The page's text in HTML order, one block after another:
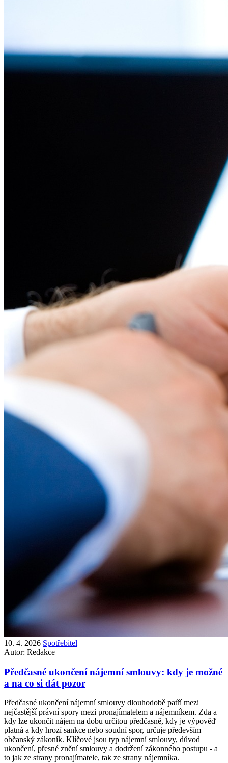
10. 4. 2026 Spotřebitel
Autor: Redakce
Předčasné ukončení nájemní smlouvy: kdy je možné
a na co si dát pozor
Předčasné ukončení nájemní smlouvy dlouhodobě patří mezi
nejčastější právní spory mezi pronajímatelem a nájemníkem. Zda a
kdy lze ukončit nájem na dobu určitou předčasně, kdy je výpověď
platná a kdy hrozí sankce nebo soudní spor, určuje především
občanský zákoník. Klíčové jsou typ nájemní smlouvy, důvod
ukončení, přesné znění smlouvy a dodržení zákonného postupu - a
to jak ze strany pronajímatele, tak ze strany nájemníka.